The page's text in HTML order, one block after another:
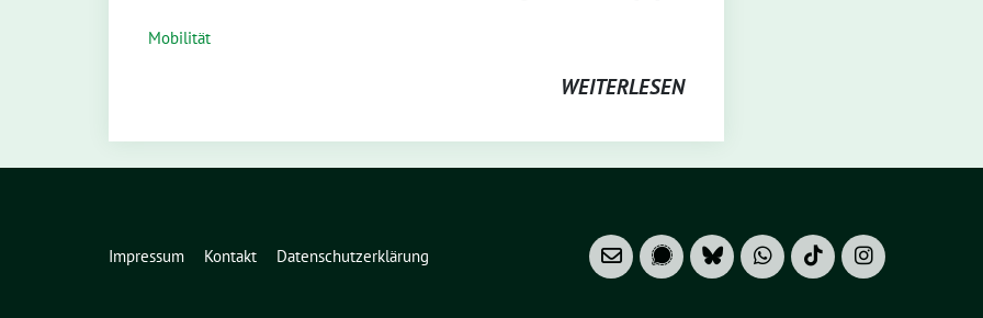
Mobilität
WEITERLESEN
Impressum Kontakt Datenschutzerklärung